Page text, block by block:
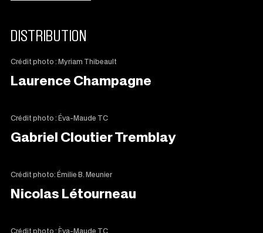
DISTRIBUTION
Crédit photo : Myriam Thibeault
Laurence Champagne
Crédit photo : Éva-Maude TC
Gabriel Cloutier Tremblay
Crédit photo: Émilie B. Meunier
Nicolas Létourneau
Crédit photo : Èva-Maude TC